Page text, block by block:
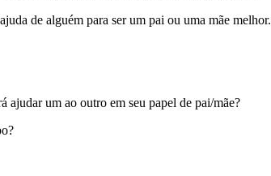
de alguém para ser um pai ou uma mãe melhor.
ajudar um ao outro em seu papel de pai/mãe?